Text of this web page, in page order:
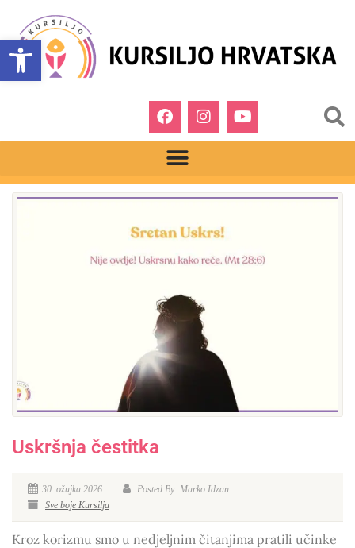
Open toolbar
Uskršnja čestitka
30. ožujka 2026.
Posted By: Marko Idzan
Sve boje Kursilja
Kroz korizmu smo u nedjeljnim čitanjima pratili učinke